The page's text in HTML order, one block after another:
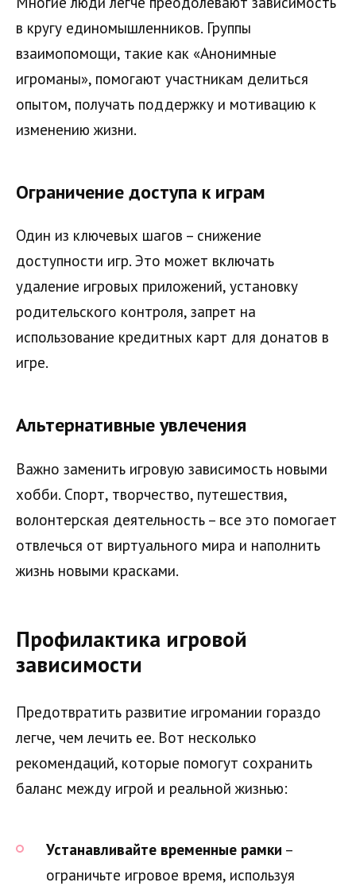
в кругу единомышленников. Группы
взаимопомощи, такие как «Анонимные
игроманы», помогают участникам делиться
опытом, получать поддержку и мотивацию к
изменению жизни.
Ограничение доступа к играм
Один из ключевых шагов – снижение
доступности игр. Это может включать
удаление игровых приложений, установку
родительского контроля, запрет на
использование кредитных карт для донатов в
игре.
Альтернативные увлечения
Важно заменить игровую зависимость новыми
хобби. Спорт, творчество, путешествия,
волонтерская деятельность – все это помогает
отвлечься от виртуального мира и наполнить
жизнь новыми красками.
Профилактика игровой
зависимости
Предотвратить развитие игромании гораздо
легче, чем лечить ее. Вот несколько
рекомендаций, которые помогут сохранить
баланс между игрой и реальной жизнью:
Устанавливайте временные рамки –
ограничьте игровое время, используя